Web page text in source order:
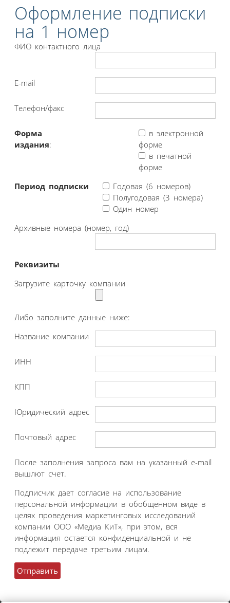
Оформление подписки
на 1 номер
ФИО контактного лица
E-mail
Телефон/факс
Форма
издания:
в электронной
форме
в печатной
форме
Период подписки
Годовая (6 номеров)
Полугодовая (3 номера)
Один номер
Архивные номера (номер, год)
Реквизиты
Загрузите карточку компании
Либо заполните данные ниже:
Название компании
ИНН
КПП
Юридический адрес
Почтовый адрес
После заполнения запроса вам на указанный e-mail
вышлют счет.
Подписчик дает согласие на использование
персональной информации в обобщенном виде в
целях проведения маркетинговых исследований
компании ООО «Медиа КиТ», при этом, вся
информация остается конфиденциальной и не
подлежит передаче третьим лицам.